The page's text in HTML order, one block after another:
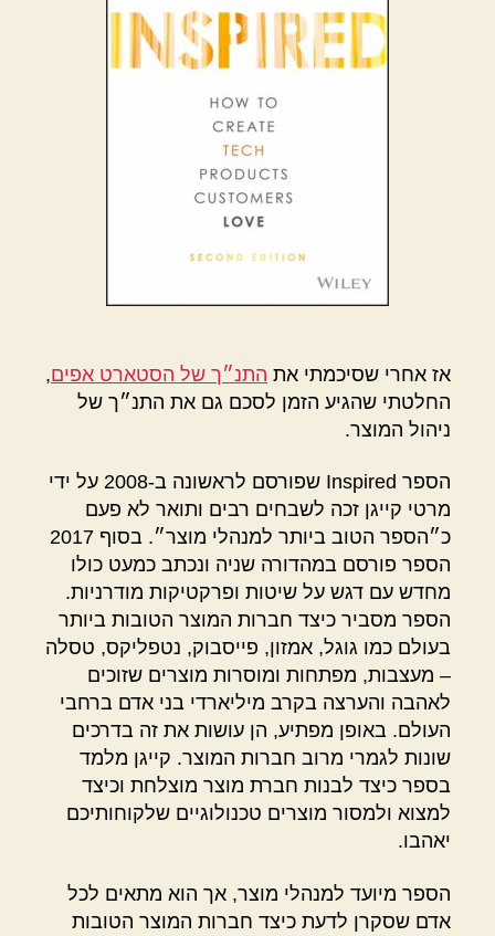
אז אחרי שסיכמתי את התנ״ך של הסטארט אפים,
החלטתי שהגיע הזמן לסכם גם את התנ״ך של
ניהול המוצר.
הספר Inspired שפורסם לראשונה ב-2008 על ידי
מרטי קייגן זכה לשבחים רבים ותואר לא פעם
כ״הספר הטוב ביותר למנהלי מוצר״. בסוף 2017
הספר פורסם במהדורה שניה ונכתב כמעט כולו
מחדש עם דגש על שיטות ופרקטיקות מודרניות.
הספר מסביר כיצד חברות המוצר הטובות ביותר
בעולם כמו גוגל, אמזון, פייסבוק, נטפליקס, טסלה
– מעצבות, מפתחות ומוסרות מוצרים שזוכים
לאהבה והערצה בקרב מיליארדי בני אדם ברחבי
העולם. באופן מפתיע, הן עושות את זה בדרכים
שונות לגמרי מרוב חברות המוצר. קייגן מלמד
בספר כיצד לבנות חברת מוצר מוצלחת וכיצד
למצוא ולמסור מוצרים טכנולוגיים שלקוחותיכם
יאהבו.
הספר מיועד למנהלי מוצר, אך הוא מתאים לכל
אדם שסקרן לדעת כיצד חברות המוצר הטובות